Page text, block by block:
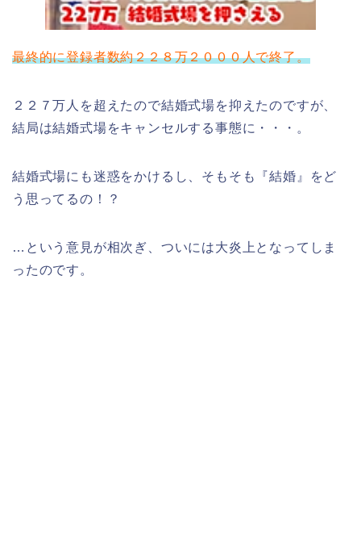
最終的に登録者数約２２８万２０００人で終了。
２２７万人を超えたので結婚式場を抑えたのですが、
結局は結婚式場をキャンセルする事態に・・・。
結婚式場にも迷惑をかけるし、そもそも『結婚』をど
う思ってるの！？
…という意見が相次ぎ、ついには大炎上となってしま
ったのです。